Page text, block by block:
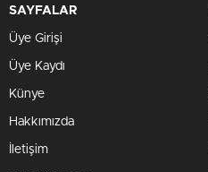
SAYFALAR
Üye Girişi
Üye Kaydı
Künye
Hakkımızda
İletişim